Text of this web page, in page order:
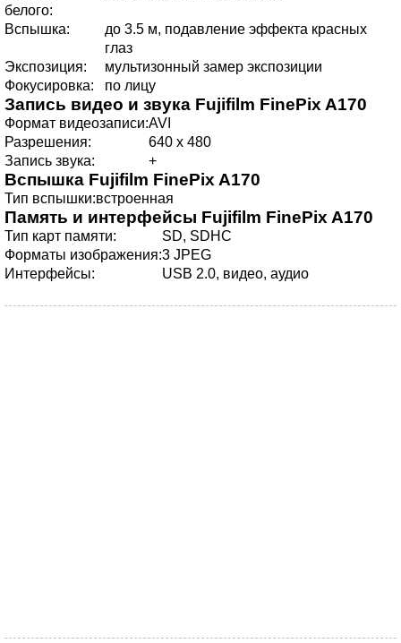
белого:
Вспышка:
до 3.5 м, подавление эффекта красных
глаз
Экспозиция:
мультизонный замер экспозиции
Фокусировка:
по лицу
Запись видео и звука Fujifilm FinePix A170
Формат видеозаписи:AVI
Разрешения:
640 x 480
Запись звука:
+
Вспышка Fujifilm FinePix A170
Тип вспышки:встроенная
Память и интерфейсы Fujifilm FinePix A170
Тип карт памяти:
SD, SDHC
Форматы изображения:3 JPEG
Интерфейсы:
USB 2.0, видео, аудио